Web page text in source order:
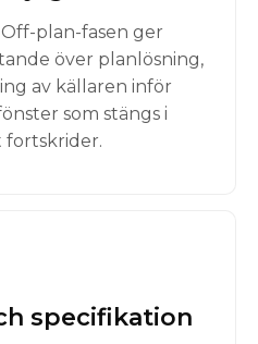
plan-fasen ger
över planlösning,
av källaren inför
som stängs i
specifikation